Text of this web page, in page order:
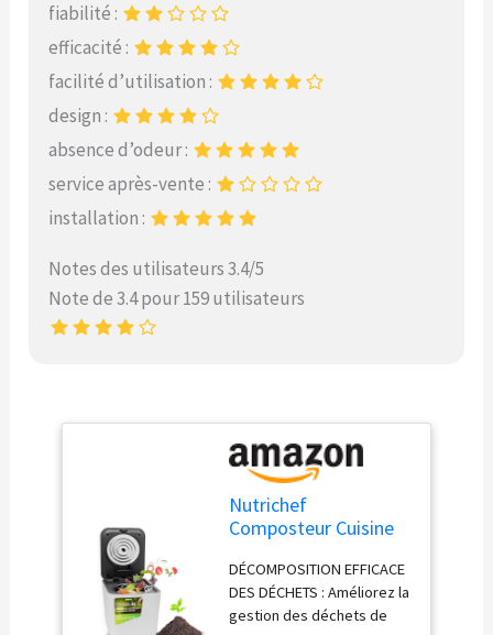
fiabilité :
efficacité :
facilité d’utilisation :
design :
absence d’odeur :
service après-vente :
installation :
Notes des utilisateurs 3.4/5
Note de 3.4 pour 159 utilisateurs
Nutrichef
Composteur Cuisine
Poubelle Compost
Cuisine Automatique
de Comptoir -
DÉCOMPOSITION EFFICACE
DES DÉCHETS : Améliorez la
gestion des déchets de